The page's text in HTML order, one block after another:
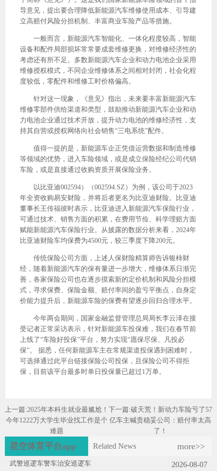
导意见，提出要合理降低新能源汽车维修使用成本、引导建
立高赔付风险分担机制、丰富商业车险产品等措施。
一般而言，新能源汽车智能化、一体化程度较高，智能
设备和配件局部损坏常常要成套维修更换，对维修经济性的
考虑还有所不足。多数新能源汽车企业和动力电池企业采用
维修授权模式，不同企业维修体系之间相对封闭，社会化程
度较低，零配件和维修工时价格偏高。
针对这一现象，《意见》指出，未来要丰富新能源汽车
维修零部件供给渠道和类型，鼓励推动新能源汽车企业和动
力电池企业通过技术开放，提升动力电池的维修经济性，支
持其自营或授权网络向社会销售“三电系统”配件。
值得一提的是，新能源车企正凭借运营数据和制造维修
等领域的优势，进入车险领域，或是成立保险经纪公司代销
车险，或是直接通过收购资质开展保险业务。
以比亚迪002594）（002594.SZ）为例，该公司于2023
年全资收购易安财险，并将后者更名为比亚迪财险。比亚迪
董事长王传福彼时表示，比亚迪进入新能源汽车保险行业，
可通过技术、销售方面的积累，在费用节俭、科学理赔方面
赋能新能源汽车保险行业。从披露的数据分析来看，2024年
比亚迪财险车均保费为4500元，较三季度下降200元。
传统保险公司方面，上述人保财险精算师告诉银柿财
经，随着新能源汽车的保有量进一步增大，维修体系日渐完
善，各家保险公司也在逐步摸索新的定价机制和风险分担模
式，寻求保费、保险金额、赔付率间的盈亏平衡点，自身定
价能力提升后，新能源车险的保费有望逐步回归合理水平。
今年两会期间，国家金融监督管理总局局长李云泽在接
受记者正常采访表示，针对新能源车投保难，我们在春节前
上线了“车险好投保”平台，努力实现“愿保尽保、凡投必
保”。 据悉，任何新能源车主在常规渠道投保遇到困难时，
可选择通过此平台链接保险公司投保，且保险公司不得拒
保，目前该平台最多时单日投保量已超过1万单。
上一篇:2025年本科生就业最尴尬！
今年1222万大学生毕业找工作是个
难题
下一篇:破天荒！新动力车险亏了57
亿车主喊贵稳妥公司：赔付率太高
了！
星空体育平台app Related News more>>
武警巡逻车警车治安巡逻车 2026-08-07